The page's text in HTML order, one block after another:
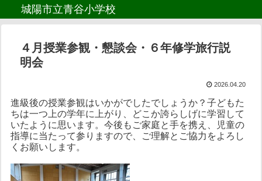
城陽市立青谷小学校
４月授業参観・懇談会・６年修学旅行説
明会
2026.04.20
進級後の授業参観はいかがでしたでしょうか？子どもた
ちは一つ上の学年に上がり、どこか誇らしげに学習して
いたように思います。今後もご家庭と手を携え、児童の
指導に当たって参りますので、ご理解とご協力をよろし
くお願いします。